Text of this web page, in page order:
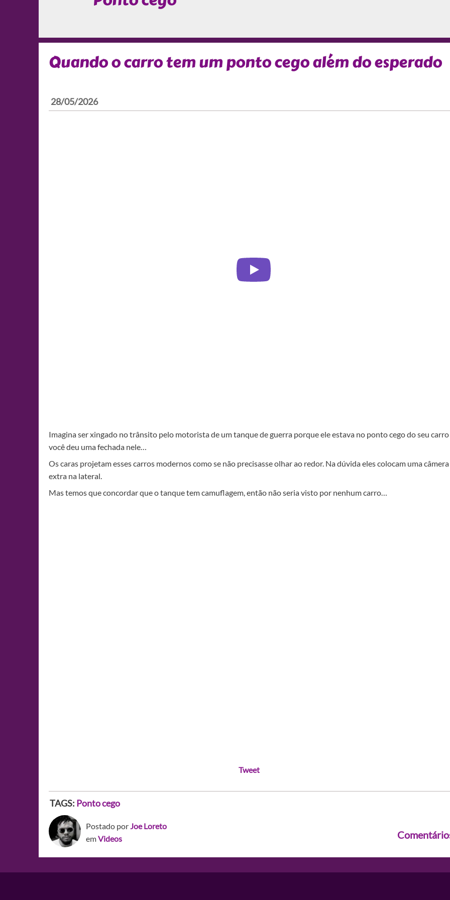
Quando o carro tem um ponto cego além do esperado
28/05/2026
Imagina ser xingado no trânsito pelo motorista de um tanque de guerra porque ele estava no ponto cego do seu carro
você deu uma fechada nele…
Os caras projetam esses carros modernos como se não precisasse olhar ao redor. Na dúvida eles colocam uma câmera
extra na lateral.
Mas temos que concordar que o tanque tem camuflagem, então não seria visto por nenhum carro…
Tweet
TAGS: Ponto cego
Postado porJoe Loreto
emVideos